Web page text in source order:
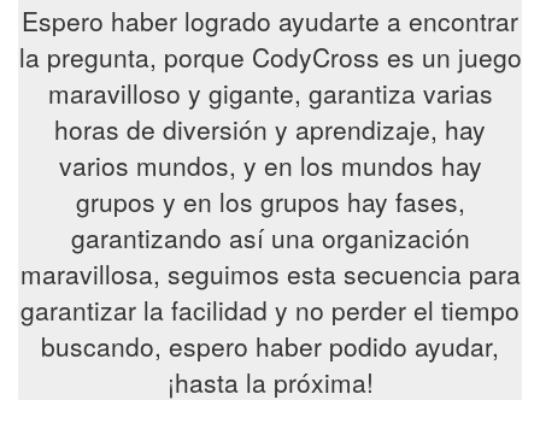
Espero haber logrado ayudarte a encontrar
la pregunta, porque CodyCross es un juego
maravilloso y gigante, garantiza varias
horas de diversión y aprendizaje, hay
varios mundos, y en los mundos hay
grupos y en los grupos hay fases,
garantizando así una organización
maravillosa, seguimos esta secuencia para
garantizar la facilidad y no perder el tiempo
buscando, espero haber podido ayudar,
¡hasta la próxima!